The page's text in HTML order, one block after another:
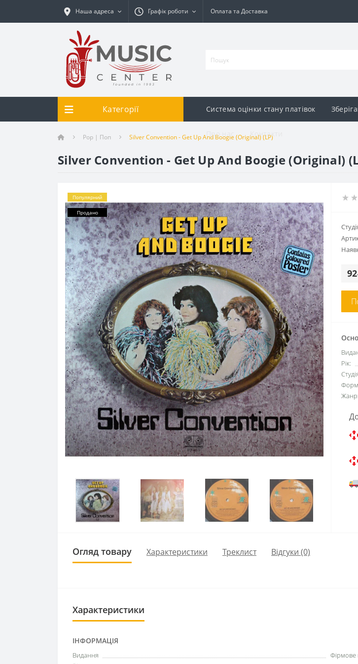
Наша адреса Графік роботи Оплата та Доставка
Категорії Система оцінки стану платівок
Про нас Контакти
Pop | Поп Silver Convention - Get Up And Boogie (Original) (LP)
Silver Convention - Get Up And Boogie (Original)
Популярний
Продано
Рік:
Жанр:
Огляд товару Характеристики Треклист Відгуки (0)
Характеристики
ІНФОРМАЦІЯ
Видання
Фірмове